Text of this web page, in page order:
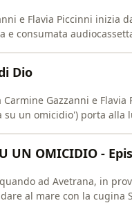
e Flavia Piccinni inizia
e consumata
Dio
Gazzanni e
su un omicidio') porta alla
UN OMICIDIO -
ad Avetrana, in
al mare con la cugina